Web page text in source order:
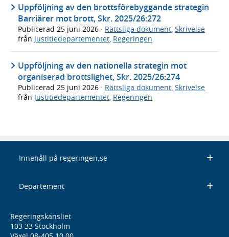
Uppföljning av den brottsförebyggande strategin
Barriärer mot brott, Skr. 2025/26:272
Publicerad 25 juni 2026 · Rättsliga dokument, Skrivelse
från Justitiedepartementet, Regeringen
Uppföljning av den nationella strategin mot
organiserad brottslighet, Skr. 2025/26:274
Publicerad 25 juni 2026 · Rättsliga dokument Skrivelse
från Justitiedepartementet Regeringen
Innehåll på regeringen.se
Departement
Regeringskansliet
103 33 Stockholm